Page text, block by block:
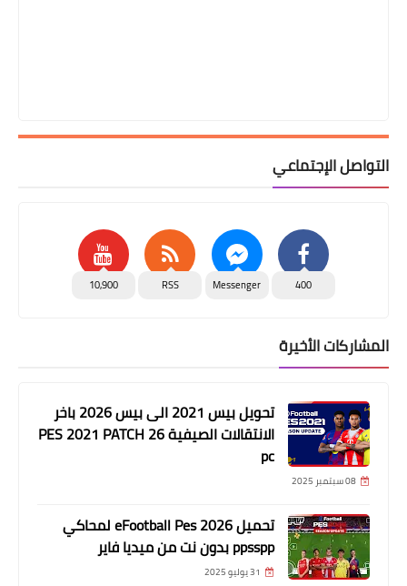
التواصل الإجتماعي
400
Messenger
RSS
10,900
المشاركات الأخيرة
تحويل بيس 2021 الى بيس 2026 باخر
الانتقالات الصيفية PES 2021 PATCH 26
pc
08 سبتمبر 2025
تحميل eFootball Pes 2026 لمحاكي
ppsspp بدون نت من ميديا فاير
31 يوليو 2025